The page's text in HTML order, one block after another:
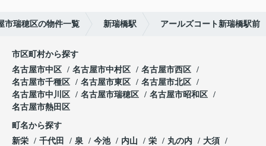
市瑞穂区の物件一覧 新瑞橋駅 アールズコート新瑞橋駅前
市区町村から探す
名古屋市中区
名古屋市中村区
名古屋市西区
名古屋市千種区
名古屋市東区
名古屋市北区
名古屋市中川区
名古屋市瑞穂区
名古屋市昭和区
名古屋市熱田区
町名から探す
新栄
千代田 泉 今池 内山 栄 丸の内
大須